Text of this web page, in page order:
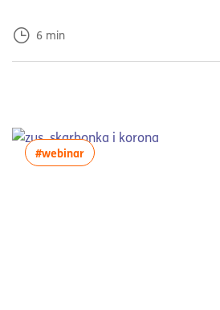
6 min
#webinarwięcej artykułów z